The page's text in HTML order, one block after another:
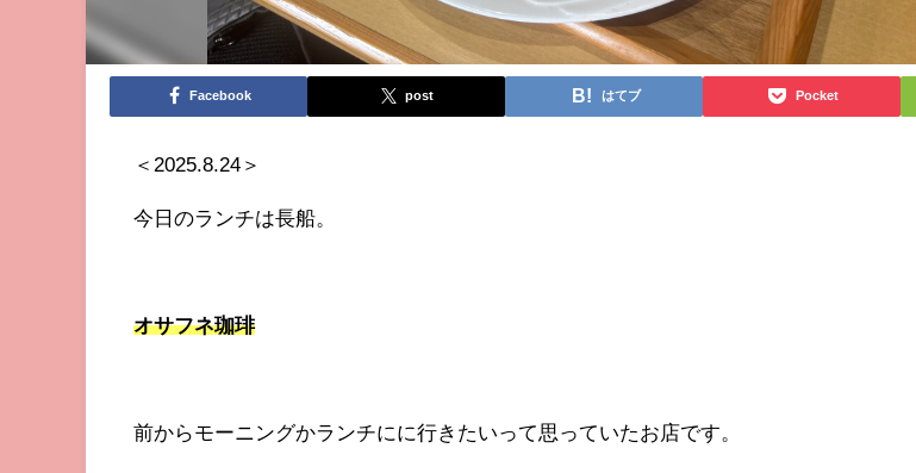
Facebook post はてブ Pocket
＜2025.8.24＞
今日のランチは長船。
オサフネ珈琲
前からモーニングかランチにに行きたいって思っていたお店です。